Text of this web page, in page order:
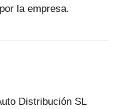
la empresa.
Distribución SL